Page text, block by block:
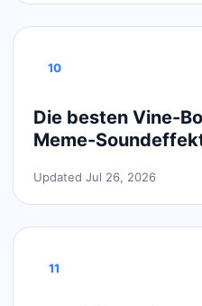
10
Die besten Vine-
Meme-
Updated Jul 26, 2026
11